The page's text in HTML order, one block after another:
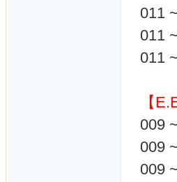
011
011 ~
011 ~
【
009
009
009